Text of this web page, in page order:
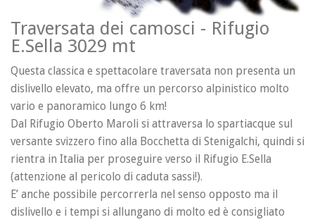
Traversata dei camosci - Rifugio
E.Sella 3029 mt
Questa classica e spettacolare traversata non presenta un
dislivello elevato, ma offre un percorso alpinistico molto
vario e panoramico lungo 6 km!
Dal Rifugio Oberto Maroli si attraversa lo spartiacque sul
versante svizzero fino alla Bocchetta di Stenigalchi, quindi si
rientra in Italia per proseguire verso il Rifugio E.Sella
(attenzione al pericolo di caduta sassi!).
E’ anche possibile percorrerla nel senso opposto ma il
dislivello e i tempi si allungano di molto ed è consigliato